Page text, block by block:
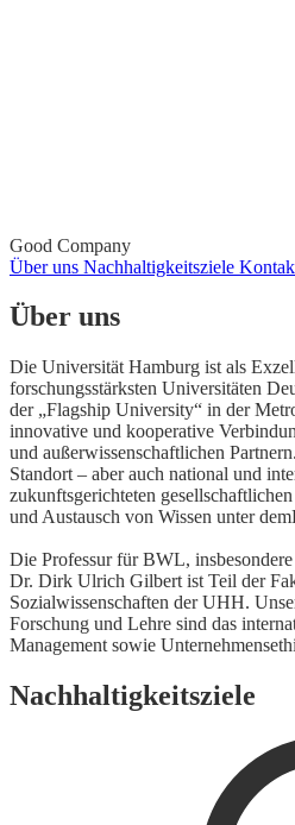
Good Company
Über uns Nachhaltigkeitsziele
Über uns
Die Universität Hamburg ist als
forschungsstärksten Universitäten
der „Flagship University“ in der
innovative und kooperative
und außerwissenschaftlichen
Standort – aber auch national und
zukunftsgerichteten
und Austausch von Wissen unter
Die Professur für BWL,
Dr. Dirk Ulrich Gilbert ist Teil der
Sozialwissenschaften der UHH.
Forschung und Lehre sind das
Management sowie
Nachhaltigkeitsziele